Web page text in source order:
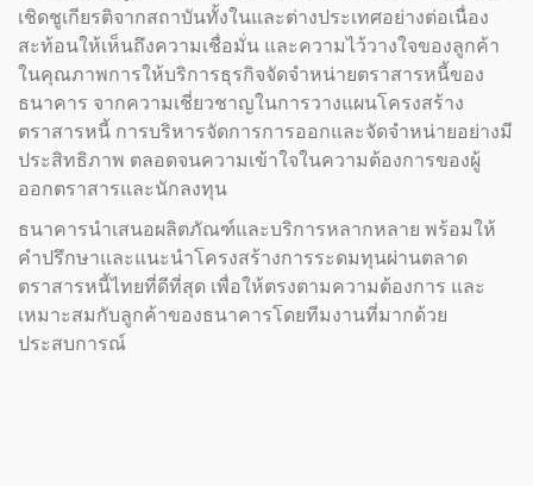
เชิดชูเกียรติจากสถาบันทั้งในและต่างประเทศอย่างต่อเนื่อง
สะท้อนให้เห็นถึงความเชื่อมั่น และความไว้วางใจของลูกค้า
ในคุณภาพการให้บริการธุรกิจจัดจำหน่ายตราสารหนี้ของ
ธนาคาร จากความเชี่ยวชาญในการวางแผนโครงสร้าง
ตราสารหนี้ การบริหารจัดการการออกและจัดจำหน่ายอย่างมี
ประสิทธิภาพ ตลอดจนความเข้าใจในความต้องการของผู้
ออกตราสารและนักลงทุน
ธนาคารนำเสนอผลิตภัณฑ์และบริการหลากหลาย พร้อมให้
คำปรึกษาและแนะนำโครงสร้างการระดมทุนผ่านตลาด
ตราสารหนี้ไทยที่ดีที่สุด เพื่อให้ตรงตามความต้องการ และ
เหมาะสมกับลูกค้าของธนาคารโดยทีมงานที่มากด้วย
ประสบการณ์